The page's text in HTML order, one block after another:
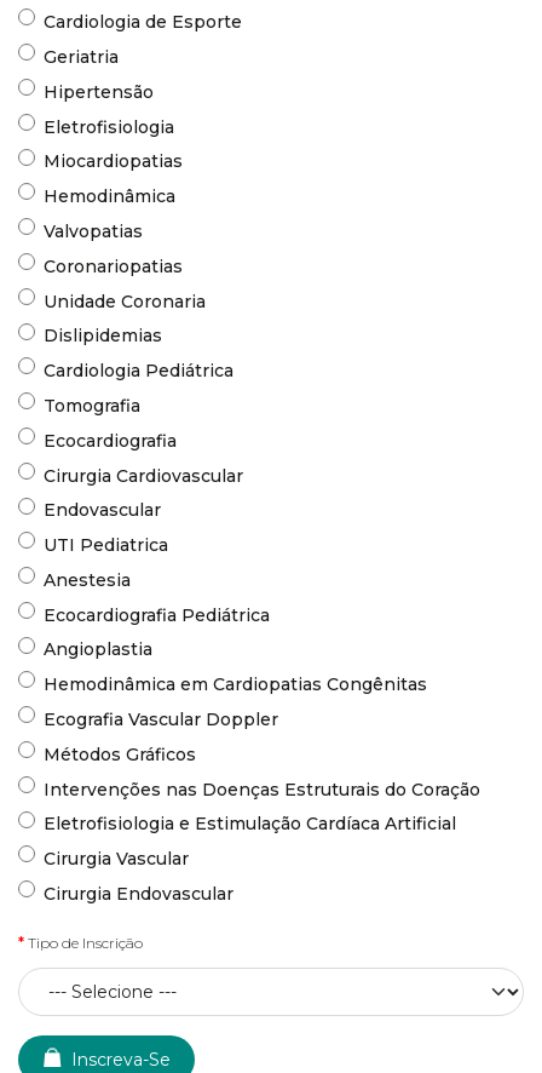
Cardiologia de Esporte
Geriatria
Hipertensão
Eletrofisiologia
Miocardiopatias
Hemodinâmica
Valvopatias
Coronariopatias
Unidade Coronaria
Dislipidemias
Cardiologia Pediátrica
Tomografia
Ecocardiografia
Cirurgia Cardiovascular
Endovascular
UTI Pediatrica
Anestesia
Ecocardiografia Pediátrica
Angioplastia
Hemodinâmica em Cardiopatias Congênitas
Ecografia Vascular Doppler
Métodos Gráficos
Intervenções nas Doenças Estruturais do Coração
Eletrofisiologia e Estimulação Cardíaca Artificial
Cirurgia Vascular
Cirurgia Endovascular
Tipo de Inscrição
Inscreva-Se